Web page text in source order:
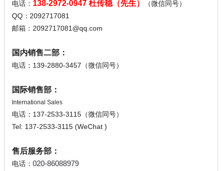
电话： 138-2972-0947 杜传稳（先生）
（微信同号）
QQ：2092717081
邮箱：2092717081@qq.com
国内销售二部：
电话：139-2880-3457（微信同号）
国际销售部：
International Sales
电话：137-2533-3115 （微信同号）
Tel: 137-2533-3115 (WeChat )
售后服务部：
电话： 020-86088979